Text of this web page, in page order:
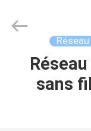
MAISON
EASTLONGE
ELECTRONICS(HK)
sans